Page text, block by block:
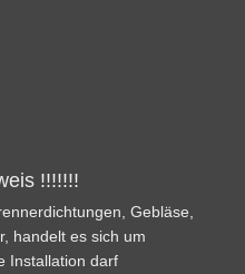
!!!!!!!
Gebläse,
handelt es sich um
Installation darf